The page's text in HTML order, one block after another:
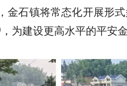
金石镇将常态化开展形
为建设更高水平的平安